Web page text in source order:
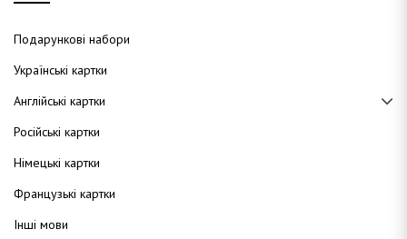
Подарункові набори
Українські картки
Англійські картки
Російські картки
Німецькі картки
Французькі картки
Інші мови